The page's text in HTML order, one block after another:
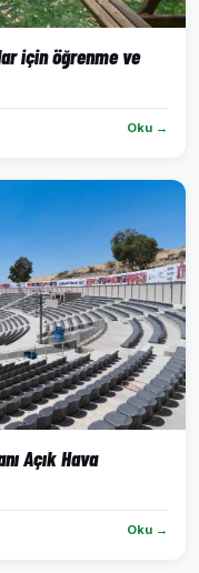
için öğrenme ve
Oku →
Açık Hava
Oku →